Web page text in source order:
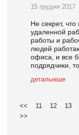
15 грудня 2017
Не секрет,
удаленной
работы и
людей
офиса, и все
подрядчики,
детальніше
<< 11 12 13
>>